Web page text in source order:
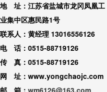
地 址：江苏省盐城市龙冈凤凰工
业集中区惠民路1号
联系人：黄经理 13016556126
电 话：0515-88719126
传 真：0515-88719126
网 址：www.yongchaojc.com
邮 箱： wm6126@163.com